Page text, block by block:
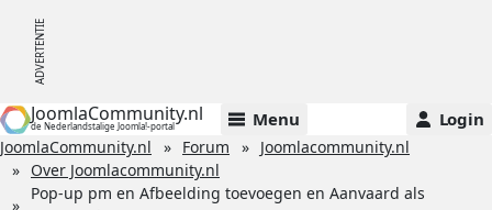
JoomlaCommunity.nl
de Nederlandstalige Joomla!-portal Menu Login
JoomlaCommunity.nl Forum
Joomlacommunity.nl
Over Joomlacommunity.nl
Pop-up pm en Afbeelding toevoegen en Aanvaard als